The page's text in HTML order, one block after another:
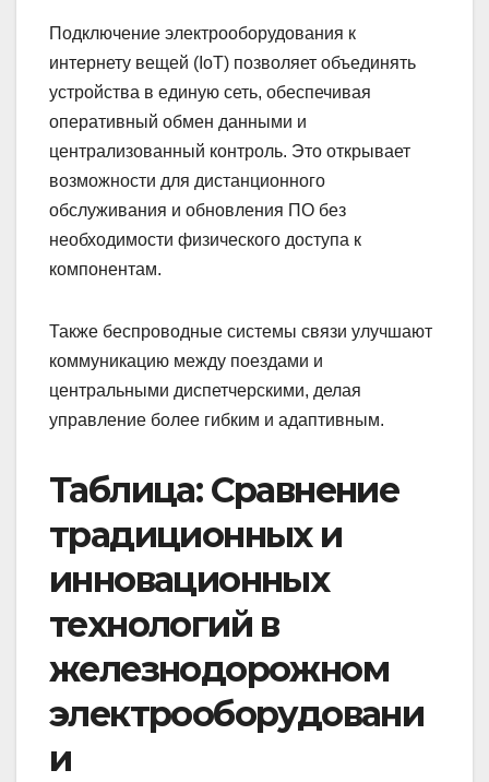
Подключение электрооборудования к
интернету вещей (IoT) позволяет объединять
устройства в единую сеть, обеспечивая
оперативный обмен данными и
централизованный контроль. Это открывает
возможности для дистанционного
обслуживания и обновления ПО без
необходимости физического доступа к
компонентам.
Также беспроводные системы связи улучшают
коммуникацию между поездами и
центральными диспетчерскими, делая
управление более гибким и адаптивным.
Таблица: Сравнение
традиционных и
инновационных
технологий в
железнодорожном
электрооборудовани
и